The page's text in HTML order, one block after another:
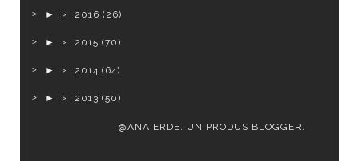
► 2016 (26)
► 2015 (70)
► 2014 (64)
► 2013 (50)
@ANA ERDE. UN PRODUS BLOGGER